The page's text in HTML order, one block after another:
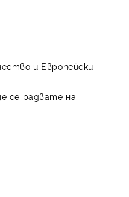
и Европейски
се радвате на